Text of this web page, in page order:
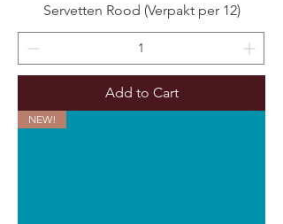
Servetten Rood (Verpakt per 12)
Add to Cart
NEW!